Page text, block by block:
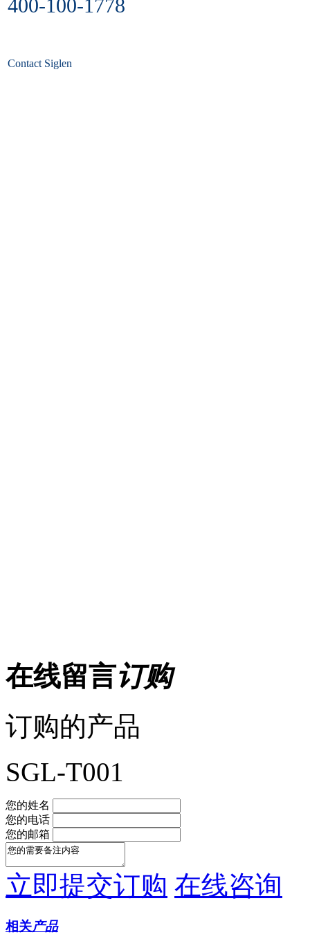
400-100-1778
Contact Siglen
在线留言订购
订购的产品
SGL-T001
您的姓名
您的电话
您的邮箱
立即提交订购 在线咨询
相关产品